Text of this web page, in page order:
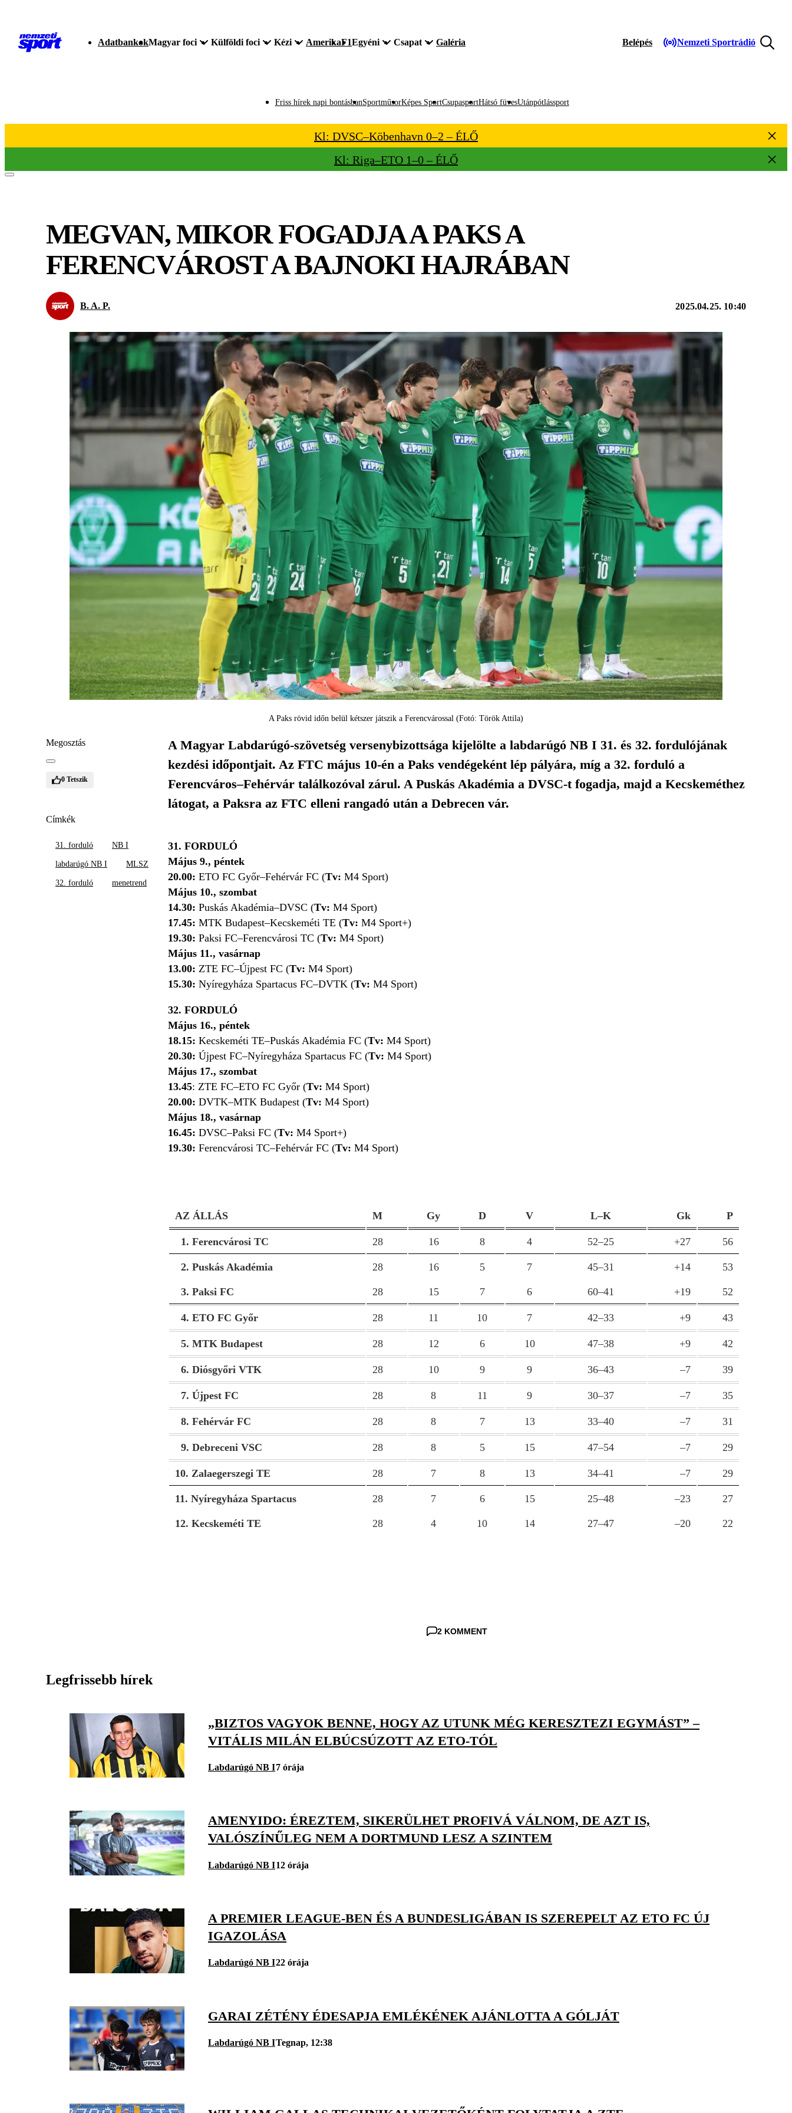
AdatbankokMagyar foci Külföldi foci Kézi AmerikaF1Egyéni Csapat Galéria Belépés Nemzeti Sportrádió
Friss hírek napi bontásbanSportműsorKépes SportCsupasportHátsó füvesUtánpótlássport
Kl: DVSC–Köbenhavn 0–2 – ÉLŐ
Kl: Riga–ETO 1–0 – ÉLŐ
MEGVAN, MIKOR FOGADJA A PAKS A
FERENCVÁROST A BAJNOKI HAJRÁBAN
B. A. P. 2025.04.25. 10:40
A Paks rövid időn belül kétszer játszik a Ferencvárossal (Fotó: Török Attila)
Megosztás
0 Tetszik
Címkék
31. forduló NB I
labdarúgó NB I MLSZ
32. forduló menetrend
A Magyar Labdarúgó-szövetség versenybizottsága kijelölte a labdarúgó NB I 31. és 32. fordulójának
kezdési időpontjait. Az FTC május 10-én a Paks vendégeként lép pályára, míg a 32. forduló a
Ferencváros–Fehérvár találkozóval zárul. A Puskás Akadémia a DVSC-t fogadja, majd a Kecskeméthez
látogat, a Paksra az FTC elleni rangadó után a Debrecen vár.
31. FORDULÓ
Május 9., péntek
20.00: ETO FC Győr–Fehérvár FC (Tv: M4 Sport)
Május 10., szombat
14.30: Puskás Akadémia–DVSC (Tv: M4 Sport)
17.45: MTK Budapest–Kecskeméti TE (Tv: M4 Sport+)
19.30: Paksi FC–Ferencvárosi TC (Tv: M4 Sport)
Május 11., vasárnap
13.00: ZTE FC–Újpest FC (Tv: M4 Sport)
15.30: Nyíregyháza Spartacus FC–DVTK (Tv: M4 Sport)
32. FORDULÓ
Május 16., péntek
18.15: Kecskeméti TE–Puskás Akadémia FC (Tv: M4 Sport)
20.30: Újpest FC–Nyíregyháza Spartacus FC (Tv: M4 Sport)
Május 17., szombat
13.45: ZTE FC–ETO FC Győr (Tv: M4 Sport)
20.00: DVTK–MTK Budapest (Tv: M4 Sport)
Május 18., vasárnap
16.45: DVSC–Paksi FC (Tv: M4 Sport+)
19.30: Ferencvárosi TC–Fehérvár FC (Tv: M4 Sport)
AZ ÁLLÁS M Gy D V L–K Gk P
1. Ferencvárosi TC 28 16 8 4 52–25 +27 56
2. Puskás Akadémia 28 16 5 7 45–31 +14 53
3. Paksi FC 28 15 7 6 60–41 +19 52
4. ETO FC Győr 28 11 10 7 42–33 +9 43
5. MTK Budapest 28 12 6 10 47–38 +9 42
6. Diósgyőri VTK 28 10 9 9 36–43 –7 39
7. Újpest FC 28 8 11 9 30–37 –7 35
8. Fehérvár FC 28 8 7 13 33–40 –7 31
9. Debreceni VSC 28 8 5 15 47–54 –7 29
10. Zalaegerszegi TE 28 7 8 13 34–41 –7 29
11. Nyíregyháza Spartacus 28 7 6 15 25–48 –23 27
12. Kecskeméti TE 28 4 10 14 27–47 –20 22
2 KOMMENT
Legfrissebb hírek
„BIZTOS VAGYOK BENNE, HOGY AZ UTUNK MÉG KERESZTEZI EGYMÁST” –
VITÁLIS MILÁN ELBÚCSÚZOTT AZ ETO-TÓL
Labdarúgó NB I7 órája
AMENYIDO: ÉREZTEM, SIKERÜLHET PROFIVÁ VÁLNOM, DE AZT IS,
VALÓSZÍNŰLEG NEM A DORTMUND LESZ A SZINTEM
Labdarúgó NB I12 órája
A PREMIER LEAGUE-BEN ÉS A BUNDESLIGÁBAN IS SZEREPELT AZ ETO FC ÚJ
IGAZOLÁSA
Labdarúgó NB I22 órája
GARAI ZÉTÉNY ÉDESAPJA EMLÉKÉNEK AJÁNLOTTA A GÓLJÁT
Labdarúgó NB ITegnap, 12:38